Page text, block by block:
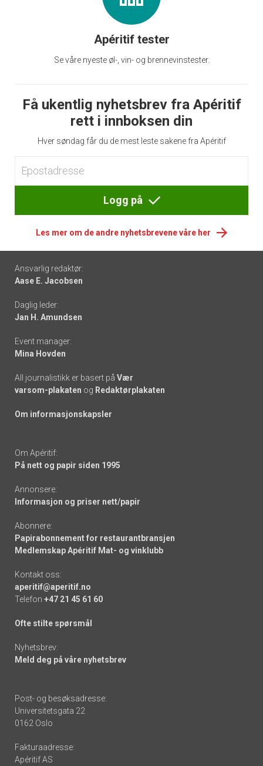
Apéritif tester
Se våre nyeste øl-, vin- og brennevinstester.
Få ukentlig nyhetsbrev fra Apéritif
rett i innboksen din
Hver søndag får du de mest leste sakene fra Apéritif
Logg på
Les mer om de andre nyhetsbrevene våre her
Footer
-
links
Ansvarlig redaktør:
Aase E. Jacobsen
Daglig leder:
Jan H. Amundsen
Event manager:
Mina Hovden
All journalistikk er basert på Vær
varsom-plakaten og Redaktørplakaten
Om informasjonskapsler
Om Apéritif:
På nett og papir siden 1995
Annonsere:
Informasjon og priser nett/papir
Abonnere:
Papirabonnement for restaurantbransjen
Medlemskap Apéritif Mat- og vinklubb
Kontakt oss:
aperitif@aperitif.no
Telefon +47 21 45 61 60
Ofte stilte spørsmål
Nyhetsbrev:
Meld deg på våre nyhetsbrev
Post- og besøksadresse:
Universitetsgata 22
0162 Oslo
Fakturaadresse:
Apéritif AS